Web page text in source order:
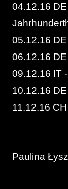
04.12.16
05.12.16
06.12.16
09.12.16 IT
10.12.16
11.12.16
Paulina